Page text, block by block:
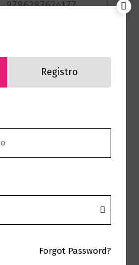
9786287624177
Austral
12.5 x 19
Registro
Forgot Password?